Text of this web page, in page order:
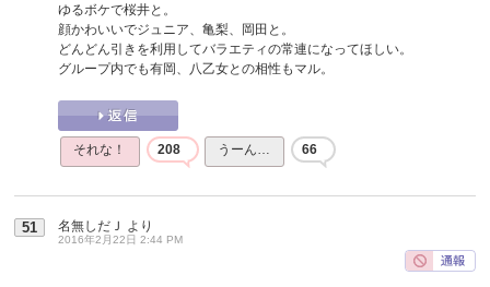
ゆるボケで桜井と。
顔かわいいでジュニア、亀梨、岡田と。
どんどん引きを利用してバラエティの常連になってほしい。
グループ内でも有岡、八乙女との相性もマル。
それな！ 208 うーん… 66
51 名無しだＪ より
2016年2月22日 2:44 PM